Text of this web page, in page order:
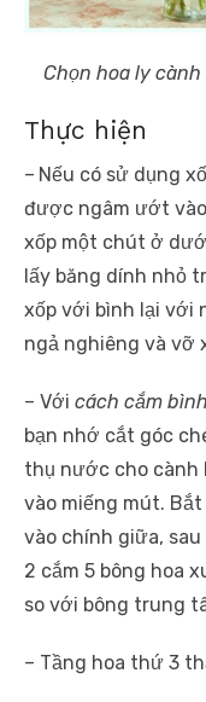
Chọn hoa ly
Thực hiện
– Nếu có sử dụng
được ngâm ướt
xốp một chút ở
lấy băng dính nhỏ
xốp với bình lại với
ngả nghiêng và vỡ
– Với cách cắm
bạn nhớ cắt góc
thụ nước cho cành
vào miếng mút.
vào chính giữa,
2 cắm 5 bông hoa
so với bông trung
– Tầng hoa thứ 3